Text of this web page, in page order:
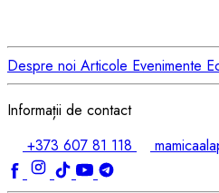
Despre noi Articole Evenimente
Informații de contact
+373 607 81 118